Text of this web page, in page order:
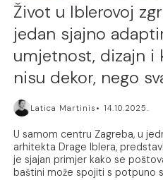
Život u Iblerovoj
jedan sjajno
umjetnost, dizajn i
nisu dekor, nego
Latica Martinis 14.10.2025.
U samom centru Zagreba, u
arhitekta Drage Iblera,
je sjajan primjer kako se
baštini može spojiti s potpuno